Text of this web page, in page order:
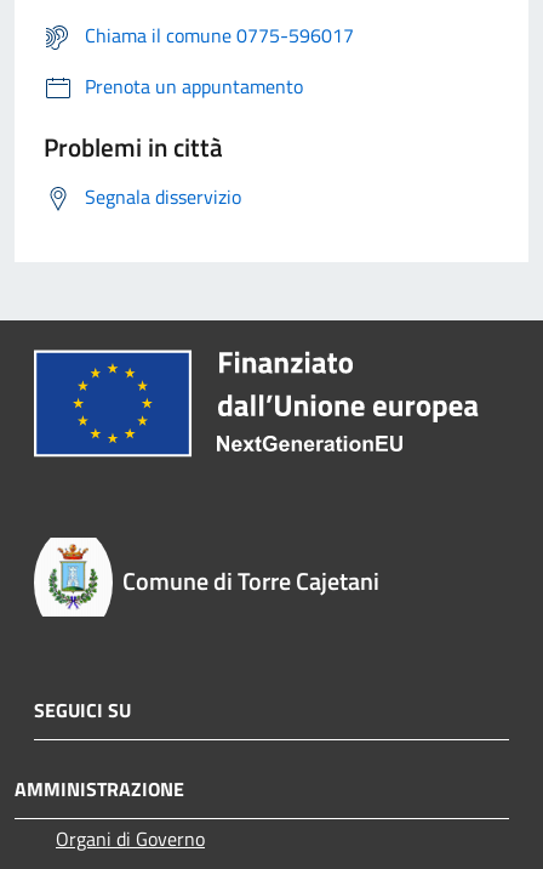
Chiama il comune 0775-596017
Prenota un appuntamento
Problemi in città
Segnala disservizio
Comune di Torre Cajetani
SEGUICI SU
AMMINISTRAZIONE
Organi di Governo